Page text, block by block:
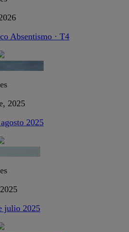
Absentismo · T4
2025
2025
julio 2025